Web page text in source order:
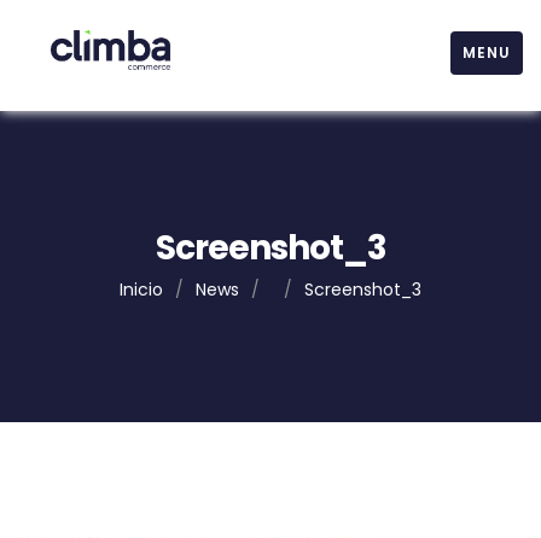
MENU
Screenshot_3
Inicio / News / / Screenshot_3